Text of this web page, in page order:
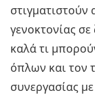
στιγματιστούν
γενοκτονίας
καλά τι
όπλων και τον
συνεργασίας